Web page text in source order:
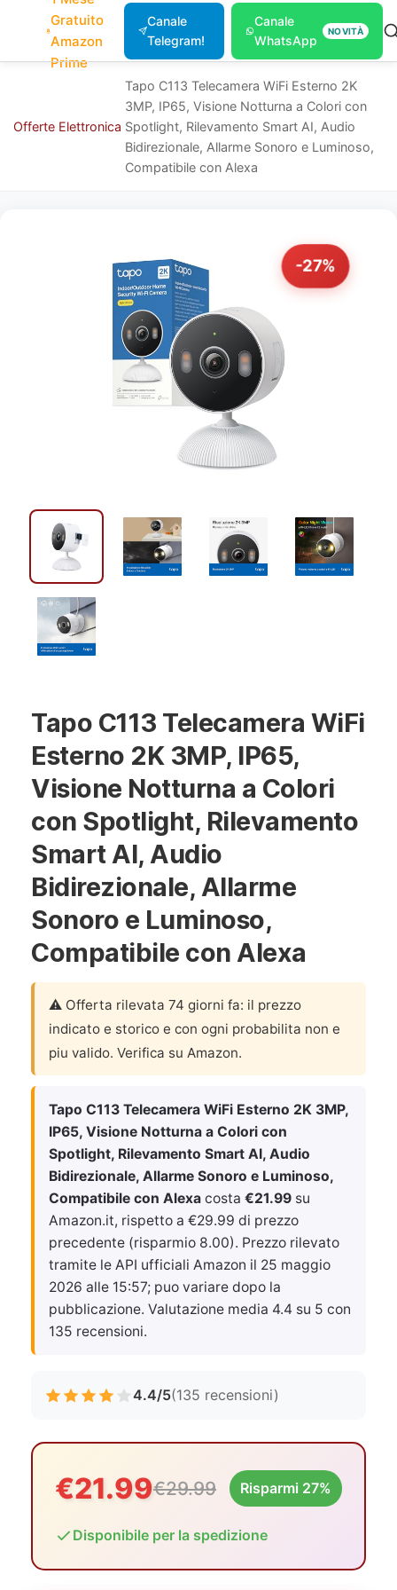
Gratuito
Amazon
Prime
Canale
Telegram!
Canale
WhatsApp
NOVITÀ
Offerte Elettronica
Tapo C113 Telecamera WiFi Esterno 2K
3MP, IP65, Visione Notturna a Colori con
Spotlight, Rilevamento Smart AI, Audio
Bidirezionale, Allarme Sonoro e Luminoso,
Compatibile con Alexa
-27%
Tapo C113 Telecamera WiFi
Esterno 2K 3MP, IP65,
Visione Notturna a Colori
con Spotlight, Rilevamento
Smart AI, Audio
Bidirezionale, Allarme
Sonoro e Luminoso,
Compatibile con Alexa
⚠️ Offerta rilevata 74 giorni fa: il prezzo
indicato e storico e con ogni probabilita non e
piu valido. Verifica su Amazon.
Tapo C113 Telecamera WiFi Esterno 2K 3MP,
IP65, Visione Notturna a Colori con
Spotlight, Rilevamento Smart AI, Audio
Bidirezionale, Allarme Sonoro e Luminoso,
Compatibile con Alexa costa €21.99 su
Amazon.it, rispetto a €29.99 di prezzo
precedente (risparmio 8.00). Prezzo rilevato
tramite le API ufficiali Amazon il 25 maggio
2026 alle 15:57; puo variare dopo la
pubblicazione. Valutazione media 4.4 su 5 con
135 recensioni.
4.4/5(135 recensioni)
€21.99€29.99 Risparmi 27%
Disponibile per la spedizione